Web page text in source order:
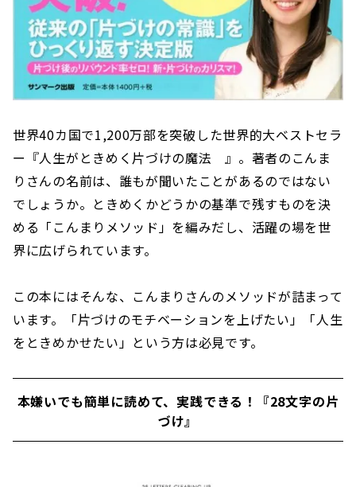
世界40カ国で1,200万部を突破した世界的大ベストセラ
ー『人生がときめく片づけの魔法 』。著者のこんま
りさんの名前は、誰もが聞いたことがあるのではない
でしょうか。ときめくかどうかの基準で残すものを決
める「こんまりメソッド」を編みだし、活躍の場を世
界に広げられています。
この本にはそんな、こんまりさんのメソッドが詰まって
います。「片づけのモチベーションを上げたい」「人生
をときめかせたい」という方は必見です。
本嫌いでも簡単に読めて、実践できる！『28文字の片
づけ』